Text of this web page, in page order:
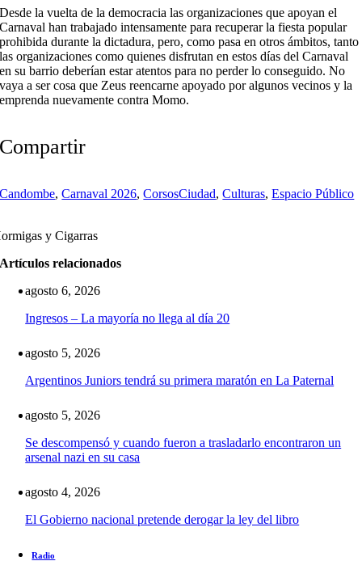
Desde la vuelta de la democracia las organizaciones que apoyan el
Carnaval han trabajado intensamente para recuperar la fiesta popular
prohibida durante la dictadura, pero, como pasa en otros ámbitos, tanto
las organizaciones como quienes disfrutan en estos días del Carnaval
en su barrio deberían estar atentos para no perder lo conseguido. No
vaya a ser cosa que Zeus reencarne apoyado por algunos vecinos y la
emprenda nuevamente contra Momo.
Compartir
Candombe,Carnaval 2026,CorsosCiudad,Culturas,Espacio Público
y Cigarras
Artículos relacionados
agosto 6, 2026
Ingresos – La mayoría no llega al día 20
agosto 5, 2026
Argentinos Juniors tendrá su primera maratón en La Paternal
agosto 5, 2026
Se descompensó y cuando fueron a trasladarlo encontraron un
arsenal nazi en su casa
agosto 4, 2026
El Gobierno nacional pretende derogar la ley del libro
Radio